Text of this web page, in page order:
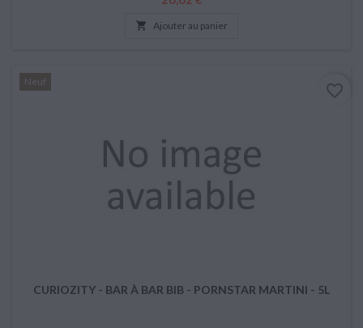
 Ajouter au panier
Neuf
CURIOZITY - BAR À BAR BIB - PORNSTAR MARTINI - 5L
favorite_border